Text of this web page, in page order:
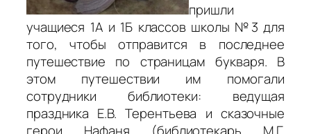
пришли
учащиеся 1А и 1Б классов школы №3 для
того, чтобы отправится в последнее
путешествие по страницам букваря. В
этом путешествии им помогали
сотрудники библиотеки: ведущая
праздника Е.В. Терентьева и сказочные